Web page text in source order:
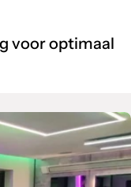
voor optimaal